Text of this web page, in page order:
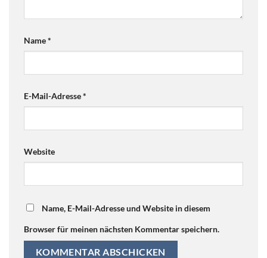
Name*
E-Mail-Adresse*
Website
Name, E-Mail-Adresse und Website in diesem
Browser für meinen nächsten Kommentar speichern.